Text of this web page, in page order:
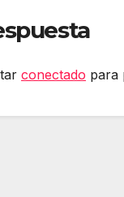
conectado para